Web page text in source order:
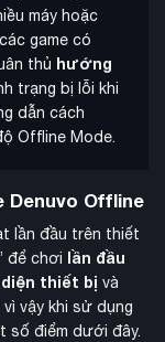
máy hoặc
game có
thủ hướng
trạng bị lỗi khi
dẫn cách
Offline Mode.
Denuvo Offline
lần đầu trên thiết
để chơi lần đầu
thiết bị và
vậy khi sử dụng
số điểm dưới đây.